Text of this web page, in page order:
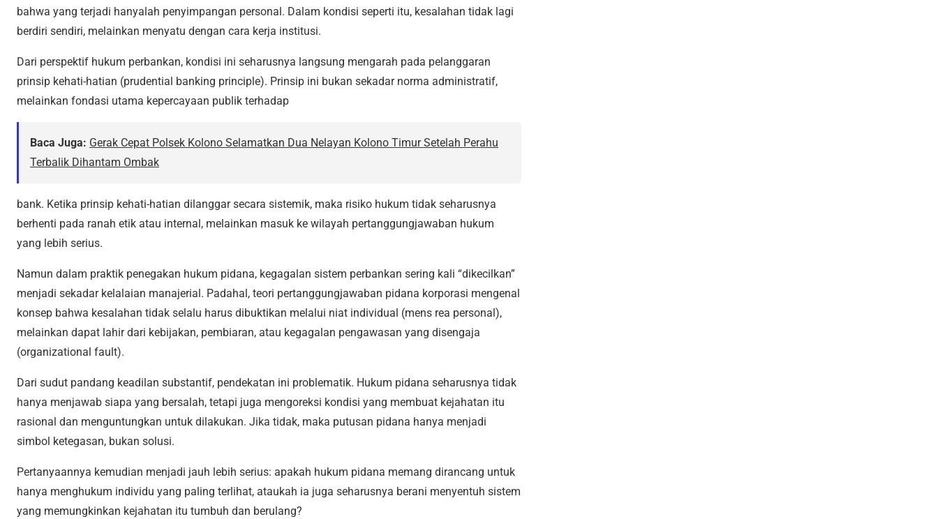
bahwa yang terjadi hanyalah penyimpangan personal. Dalam kondisi seperti itu, kesalahan tidak lagi
berdiri sendiri, melainkan menyatu dengan cara kerja institusi.
Dari perspektif hukum perbankan, kondisi ini seharusnya langsung mengarah pada pelanggaran
prinsip kehati-hatian (prudential banking principle). Prinsip ini bukan sekadar norma administratif,
melainkan fondasi utama kepercayaan publik terhadap
Baca Juga: Gerak Cepat Polsek Kolono Selamatkan Dua Nelayan Kolono Timur Setelah Perahu
Terbalik Dihantam Ombak
bank. Ketika prinsip kehati-hatian dilanggar secara sistemik, maka risiko hukum tidak seharusnya
berhenti pada ranah etik atau internal, melainkan masuk ke wilayah pertanggungjawaban hukum
yang lebih serius.
Namun dalam praktik penegakan hukum pidana, kegagalan sistem perbankan sering kali “dikecilkan”
menjadi sekadar kelalaian manajerial. Padahal, teori pertanggungjawaban pidana korporasi mengenal
konsep bahwa kesalahan tidak selalu harus dibuktikan melalui niat individual (mens rea personal),
melainkan dapat lahir dari kebijakan, pembiaran, atau kegagalan pengawasan yang disengaja
(organizational fault).
Dari sudut pandang keadilan substantif, pendekatan ini problematik. Hukum pidana seharusnya tidak
hanya menjawab siapa yang bersalah, tetapi juga mengoreksi kondisi yang membuat kejahatan itu
rasional dan menguntungkan untuk dilakukan. Jika tidak, maka putusan pidana hanya menjadi
simbol ketegasan, bukan solusi.
Pertanyaannya kemudian menjadi jauh lebih serius: apakah hukum pidana memang dirancang untuk
hanya menghukum individu yang paling terlihat, ataukah ia juga seharusnya berani menyentuh sistem
yang memungkinkan kejahatan itu tumbuh dan berulang?